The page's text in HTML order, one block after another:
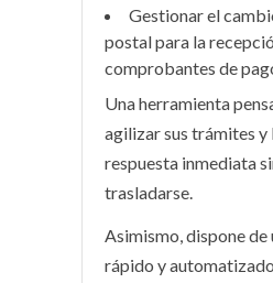
Gestionar el
postal para la
comprobantes de
Una herramienta
agilizar sus trámites y
respuesta inmediata
trasladarse.
Asimismo, dispone de
rápido y